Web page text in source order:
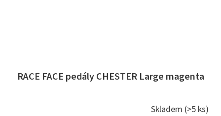
RACE FACE pedály CHESTER Large magenta
Skladem (>5 ks)